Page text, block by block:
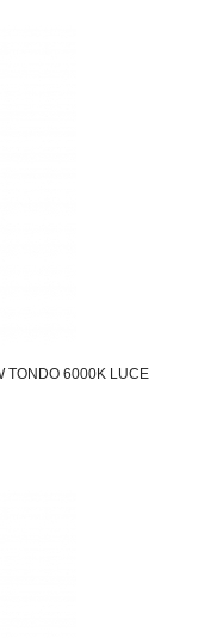
TONDO 6000K LUCE